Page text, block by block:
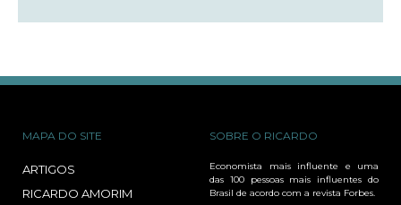
MAPA DO SITE
ARTIGOS
RICARDO AMORIM
SOBRE O RICARDO
Economista mais influente e uma
das 100 pessoas mais influentes do
Brasil de acordo com a revista Forbes.